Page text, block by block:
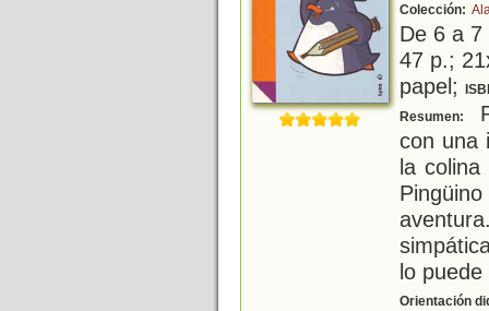
Colección:
De 6 a
47 p.;
papel;
Resumen:
con una
la colina
lo
Orientación